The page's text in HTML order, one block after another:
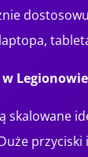
Legionowie
skalowane
przyciski